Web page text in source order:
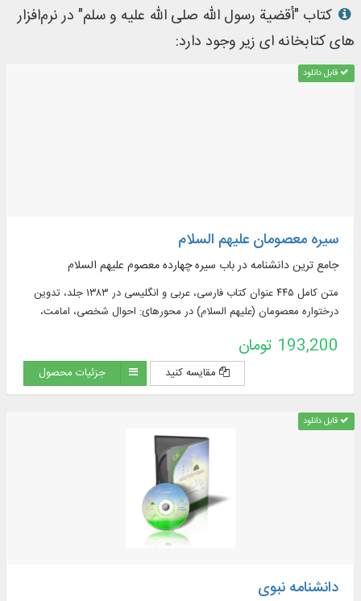
کتاب "أقضیة رسول الله صلی الله علیه و سلم" در نرم‌افزار
های کتابخانه ای زیر وجود دارد:
قابل دانلود
سیره معصومان علیهم السلام
جامع ترین دانشنامه در باب سیره چهارده معصوم علیهم السلام
متن کامل ۴۴۵ عنوان کتاب فارسی، عربی و انگلیسی در ۱۳۸۳ جلد، تدوین
درختواره معصومان (علیهم السلام) در محورهای: احوال شخصی، امامت،
193,200 تومان
مقایسه کنید جزئیات محصول
قابل دانلود
دانشنامه نبوی